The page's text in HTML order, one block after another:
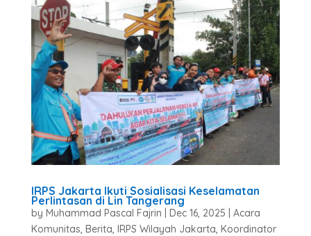
IRPS Jakarta Ikuti Sosialisasi Keselamatan
Perlintasan di Lin Tangerang
by Muhammad Pascal Fajrin Dec 16, 2025
Acara
Komunitas Berita IRPS Wilayah Jakarta Koordinator